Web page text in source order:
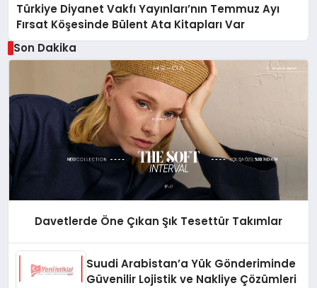
Türkiye Diyanet Vakfı Yayınları’nın Temmuz Ayı
Fırsat Köşesinde Bülent Ata Kitapları Var
Son Dakika
Davetlerde Öne Çıkan Şık Tesettür Takımlar
Suudi Arabistan’a Yük Gönderiminde
Güvenilir Lojistik ve Nakliye Çözümleri